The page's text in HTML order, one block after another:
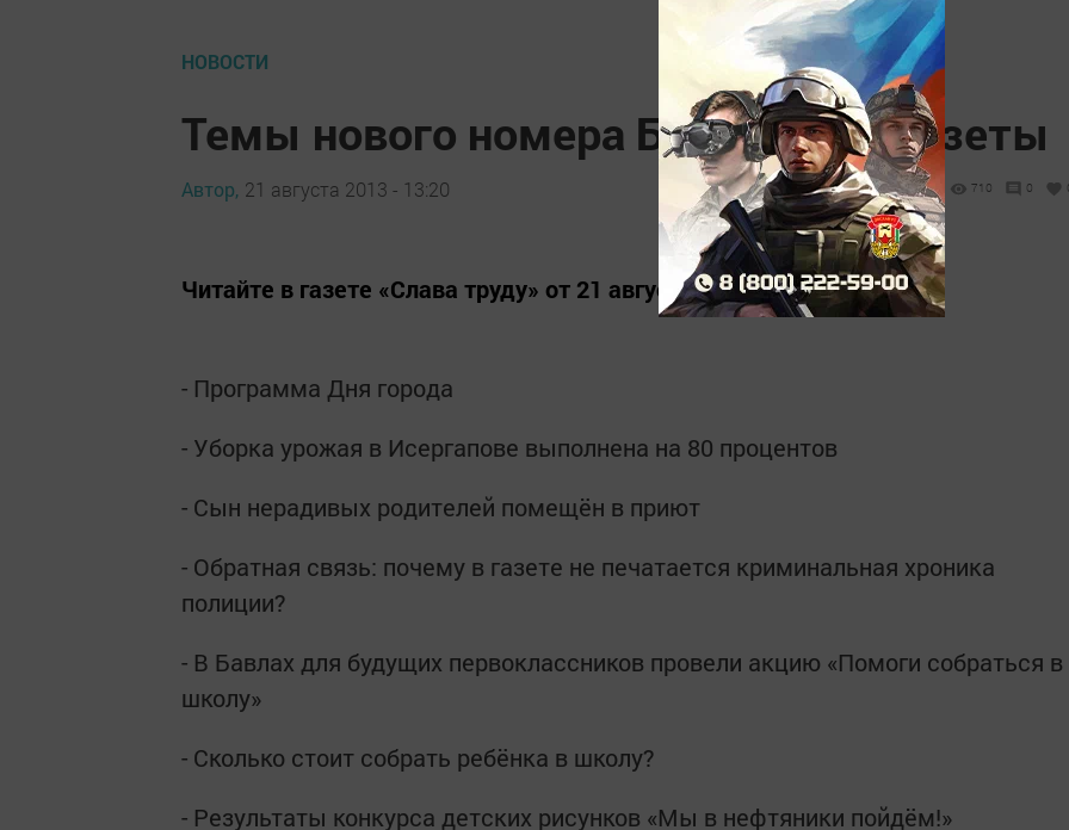
НОВОСТИ
Темы нового номера Бавлинской газеты
Автор, 21 августа 2013 - 13:20 710 0
Читайте в газете «Слава труду» от 21 августа:
- Программа Дня города
- Уборка урожая в Исергапове выполнена на 80 процентов
- Сын нерадивых родителей помещён в приют
- Обратная связь: почему в газете не печатается криминальная хроника
полиции?
- В Бавлах для будущих первоклассников провели акцию «Помоги собраться в
школу»
- Сколько стоит собрать ребёнка в школу?
- Результаты конкурса детских рисунков «Мы в нефтяники пойдём!»